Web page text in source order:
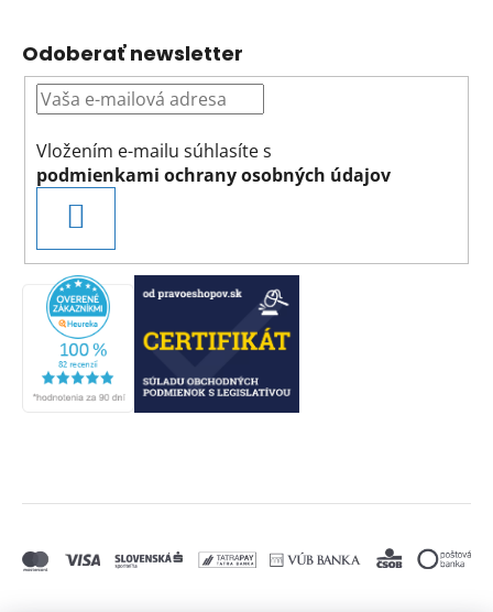
Odoberať newsletter
Vložením e-mailu súhlasíte s
podmienkami ochrany osobných údajov
SA